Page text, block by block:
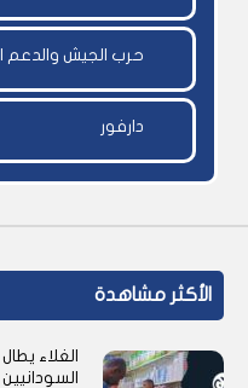
حرب الجيش والدعم
دارفور
الأكثر مشاهدة
الغلاء
السودانيين